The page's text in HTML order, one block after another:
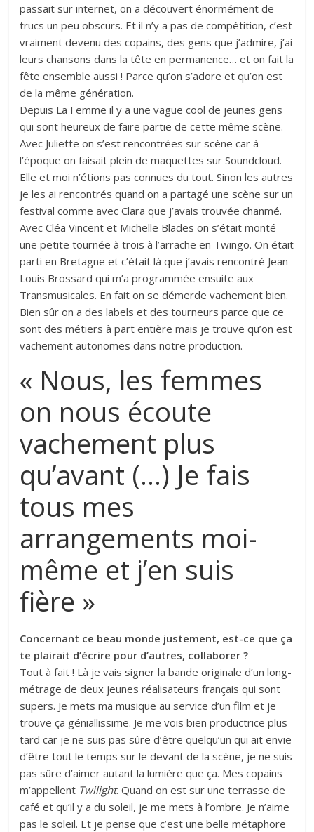
passait sur internet, on a découvert énormément de
trucs un peu obscurs. Et il n’y a pas de compétition, c’est
vraiment devenu des copains, des gens que j’admire, j’ai
leurs chansons dans la tête en permanence… et on fait la
fête ensemble aussi ! Parce qu’on s’adore et qu’on est
de la même génération.
Depuis La Femme il y a une vague cool de jeunes gens
qui sont heureux de faire partie de cette même scène.
Avec Juliette on s’est rencontrées sur scène car à
l’époque on faisait plein de maquettes sur Soundcloud.
Elle et moi n’étions pas connues du tout. Sinon les autres
je les ai rencontrés quand on a partagé une scène sur un
festival comme avec Clara que j’avais trouvée chanmé.
Avec Cléa Vincent et Michelle Blades on s’était monté
une petite tournée à trois à l’arrache en Twingo. On était
parti en Bretagne et c’était là que j’avais rencontré Jean-
Louis Brossard qui m’a programmée ensuite aux
Transmusicales. En fait on se démerde vachement bien.
Bien sûr on a des labels et des tourneurs parce que ce
sont des métiers à part entière mais je trouve qu’on est
vachement autonomes dans notre production.
« Nous, les femmes
on nous écoute
vachement plus
qu’avant (…) Je fais
tous mes
arrangements moi-
même et j’en suis
fière »
Concernant ce beau monde justement, est-ce que ça
te plairait d’écrire pour d’autres, collaborer ?
Tout à fait ! Là je vais signer la bande originale d’un long-
métrage de deux jeunes réalisateurs français qui sont
supers. Je mets ma musique au service d’un film et je
trouve ça géniallissime. Je me vois bien productrice plus
tard car je ne suis pas sûre d’être quelqu’un qui ait envie
d’être tout le temps sur le devant de la scène, je ne suis
pas sûre d’aimer autant la lumière que ça. Mes copains
m’appellent Twilight. Quand on est sur une terrasse de
café et qu’il y a du soleil, je me mets à l’ombre. Je n’aime
pas le soleil. Et je pense que c’est une belle métaphore